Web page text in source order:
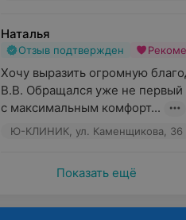
Наталья
Отзыв подтвержден
Хочу выразить огромную
В.В. Обращался уже не первый
с максимальным комфорт...
Ю-КЛИНИК, ул. Каменщикова, 36
Показать ещё